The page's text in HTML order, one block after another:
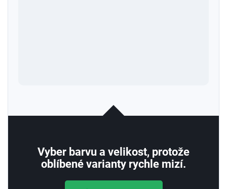
Vyber barvu a velikost, protože
oblíbené varianty rychle mizí.